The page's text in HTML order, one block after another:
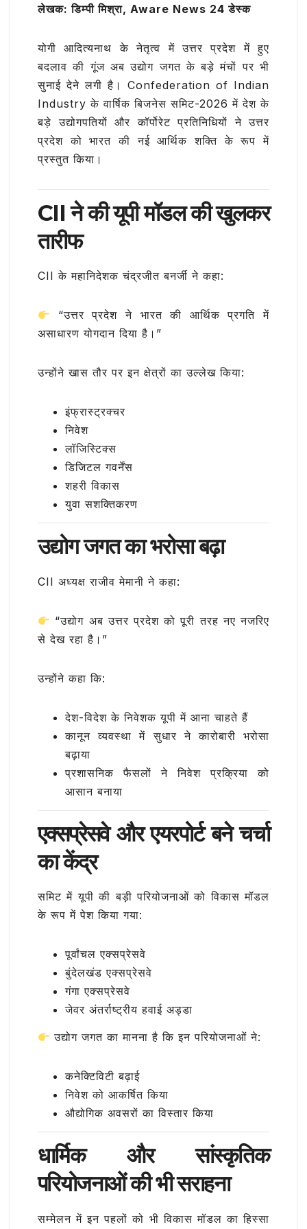
b
o
o
k
r
A
p
p
ra
ar
e
लेखक: डिम्पी मिश्रा, Aware News 24 डेस्क
योगी आदित्यनाथ के नेतृत्व में उत्तर प्रदेश में हुए
बदलाव की गूंज अब उद्योग जगत के बड़े मंचों पर भी
सुनाई देने लगी है। Confederation of Indian
Industry के वार्षिक बिजनेस समिट-2026 में देश के
बड़े उद्योगपतियों और कॉर्पोरेट प्रतिनिधियों ने उत्तर
प्रदेश को भारत की नई आर्थिक शक्ति के रूप में
प्रस्तुत किया।
CII ने की यूपी मॉडल की खुलकर
तारीफ
CII के महानिदेशकचंद्रजीत बनर्जी ने कहा:
“उत्तर प्रदेश ने भारत की आर्थिक प्रगति में
असाधारण योगदान दिया है।”
उन्होंने खास तौर पर इन क्षेत्रों का उल्लेख किया:
इंफ्रास्ट्रक्चर
निवेश
लॉजिस्टिक्स
डिजिटल गवर्नेंस
शहरी विकास
युवा सशक्तिकरण
उद्योग जगत का भरोसा बढ़ा
CII अध्यक्षराजीव मेमानी ने कहा:
“उद्योग अब उत्तर प्रदेश को पूरी तरह नए नजरिए
से देख रहा है।”
उन्होंने कहा कि:
देश-विदेश के निवेशक यूपी में आना चाहते हैं
कानून व्यवस्था में सुधार ने कारोबारी भरोसा
बढ़ाया
प्रशासनिक फैसलों ने निवेश प्रक्रिया को
आसान बनाया
एक्सप्रेसवे और एयरपोर्ट बने चर्चा
का केंद्र
समिट में यूपी की बड़ी परियोजनाओं को विकास मॉडल
के रूप में पेश किया गया:
पूर्वांचल एक्सप्रेसवे
बुंदेलखंड एक्सप्रेसवे
गंगा एक्सप्रेसवे
जेवर अंतर्राष्ट्रीय हवाई अड्डा
उद्योग जगत का मानना है कि इन परियोजनाओं ने:
कनेक्टिविटी बढ़ाई
निवेश को आकर्षित किया
औद्योगिक अवसरों का विस्तार किया
धार्मिक और सांस्कृतिक
परियोजनाओं की भी सराहना
सम्मेलन में इन पहलों को भी विकास मॉडल का हिस्सा